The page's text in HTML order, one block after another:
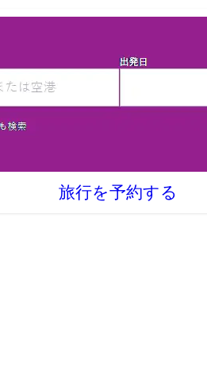
旅行を予約する